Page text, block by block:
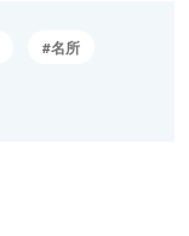
名所